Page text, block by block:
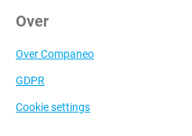
Over
Over Companeo
GDPR
Cookie settings